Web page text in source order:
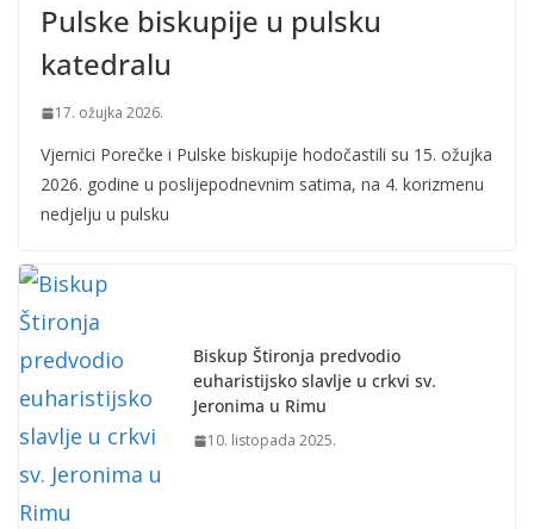
Pulske biskupije u pulsku
katedralu
17. ožujka 2026.
Vjernici Porečke i Pulske biskupije hodočastili su 15. ožujka
2026. godine u poslijepodnevnim satima, na 4. korizmenu
nedjelju u pulsku
Biskup Štironja predvodio
euharistijsko slavlje u crkvi sv.
Jeronima u Rimu
10. listopada 2025.